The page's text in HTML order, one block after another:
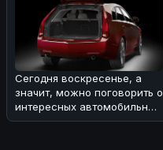
Сегодня воскресенье, а
значит, можно поговорить о
интересных автомобильных
новостях! 🏎Редакция разо